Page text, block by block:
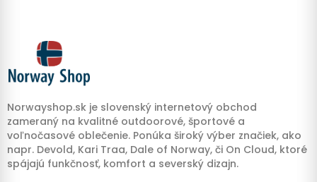
Norwayshop.sk je slovenský internetový obchod
zameraný na kvalitné outdoorové, športové a
voľnočasové oblečenie. Ponúka široký výber značiek, ako
napr. Devold, Kari Traa, Dale of Norway, či On Cloud, ktoré
spájajú funkčnosť, komfort a severský dizajn.